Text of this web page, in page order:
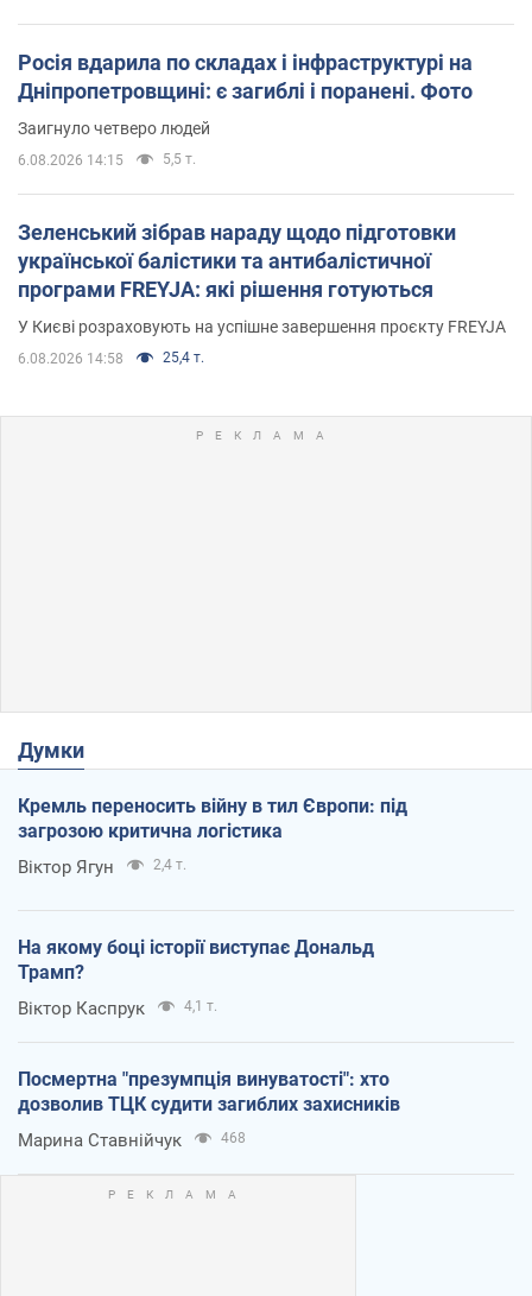
Росія вдарила по складах і інфраструктурі на
Дніпропетровщині: є загиблі і поранені. Фото
Заигнуло четверо людей
6.08.2026 14:15 5,5 т.
Зеленський зібрав нараду щодо підготовки
української балістики та антибалістичної
програми FREYJA: які рішення готуються
У Києві розраховують на успішне завершення проєкту FREYJA
6.08.2026 14:58 25,4 т.
Думки
Кремль переносить війну в тил Європи: під
загрозою критична логістика
Віктор Ягун 2,4 т.
На якому боці історії виступає Дональд
Трамп?
Віктор Каспрук 4,1 т.
Посмертна "презумпція винуватості": хто
дозволив ТЦК судити загиблих захисників
Марина Ставнійчук 468